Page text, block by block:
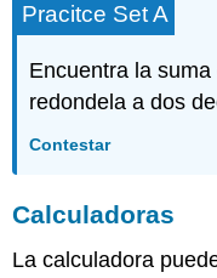
Pracitce Set A
Encuentra la
redondela a dos
Contestar
Calculadoras
La calculadora